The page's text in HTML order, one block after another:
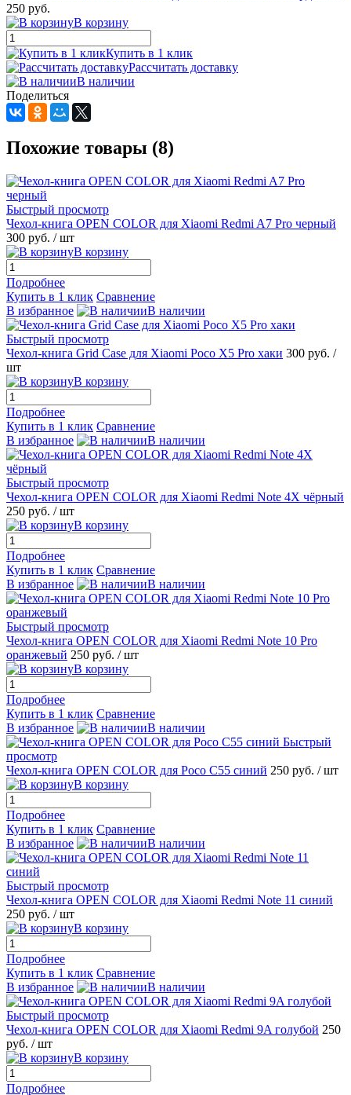
250 руб.
В корзину
Купить в 1 клик
Рассчитать доставку
В наличии
Поделиться
Похожие товары (8)
Быстрый просмотр
Чехол-книга OPEN COLOR для Xiaomi Redmi A7 Pro черный
300 руб. / шт
В корзину
Подробнее
Купить в 1 клик Сравнение
В избранное
В наличии
Быстрый просмотр
Чехол-книга Grid Case для Xiaomi Poco X5 Pro хаки 300 руб. /
шт
В корзину
Подробнее
Купить в 1 клик Сравнение
В избранное
В наличии
Быстрый просмотр
Чехол-книга OPEN COLOR для Xiaomi Redmi Note 4X чёрный
250 руб. / шт
В корзину
Подробнее
Купить в 1 клик Сравнение
В избранное
В наличии
Быстрый просмотр
Чехол-книга OPEN COLOR для Xiaomi Redmi Note 10 Pro
оранжевый 250 руб. / шт
В корзину
Подробнее
Купить в 1 клик Сравнение
В избранное
В наличии
Быстрый
просмотр
Чехол-книга OPEN COLOR для Poco C55 синий 250 руб. / шт
В корзину
Подробнее
Купить в 1 клик Сравнение
В избранное
В наличии
Быстрый просмотр
Чехол-книга OPEN COLOR для Xiaomi Redmi Note 11 синий
250 руб. / шт
В корзину
Подробнее
Купить в 1 клик Сравнение
В избранное
В наличии
Быстрый просмотр
Чехол-книга OPEN COLOR для Xiaomi Redmi 9A голубой 250
руб. / шт
В корзину
Подробнее